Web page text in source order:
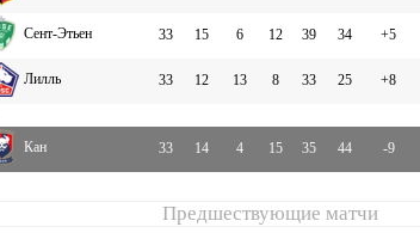
Сент-Этьен 33 15 6 12 39 34 +5
Лилль 33 12 13 8 33 25 +8
Кан 33 14 4 15 35 44 -9
Предшествующие матчи